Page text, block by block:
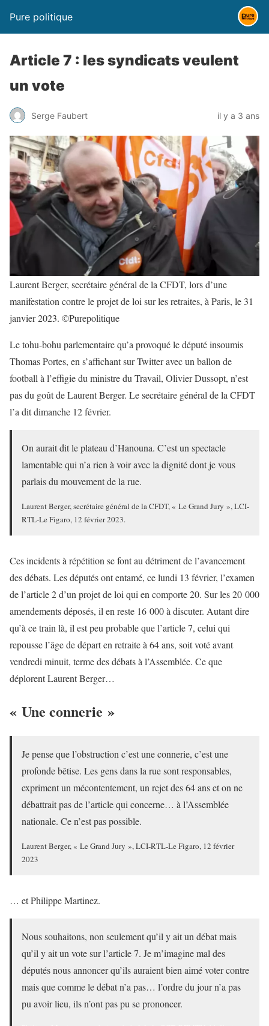
Pure politique
Article 7 : les syndicats veulent
un vote
Serge Faubert il y a 3 ans
Laurent Berger, secrétaire général de la CFDT, lors d’une
manifestation contre le projet de loi sur les retraites, à Paris, le 31
janvier 2023. ©Purepolitique
Le tohu-bohu parlementaire qu’a provoqué le député insoumis
Thomas Portes, en s’affichant sur Twitter avec un ballon de
football à l’effigie du ministre du Travail, Olivier Dussopt, n’est
pas du goût de Laurent Berger. Le secrétaire général de la CFDT
l’a dit dimanche 12 février.
On aurait dit le plateau d’Hanouna. C’est un spectacle
lamentable qui n’a rien à voir avec la dignité dont je vous
parlais du mouvement de la rue.
Laurent Berger, secrétaire général de la CFDT, « Le Grand Jury », LCI-
RTL-Le Figaro, 12 février 2023.
Ces incidents à répétition se font au détriment de l’avancement
des débats. Les députés ont entamé, ce lundi 13 février, l’examen
de l’article 2 d’un projet de loi qui en comporte 20. Sur les 20 000
amendements déposés, il en reste 16 000 à discuter. Autant dire
qu’à ce train là, il est peu probable que l’article 7, celui qui
repousse l’âge de départ en retraite à 64 ans, soit voté avant
vendredi minuit, terme des débats à l’Assemblée. Ce que
déplorent Laurent Berger…
« Une connerie »
Je pense que l’obstruction c’est une connerie, c’est une
profonde bêtise. Les gens dans la rue sont responsables,
expriment un mécontentement, un rejet des 64 ans et on ne
débattrait pas de l’article qui concerne… à l’Assemblée
nationale. Ce n’est pas possible.
Laurent Berger, « Le Grand Jury », LCI-RTL-Le Figaro, 12 février
2023
… et Philippe Martinez.
Nous souhaitons, non seulement qu’il y ait un débat mais
qu’il y ait un vote sur l’article 7. Je m’imagine mal des
députés nous annoncer qu’ils auraient bien aimé voter contre
mais que comme le débat n’a pas… l’ordre du jour n’a pas
pu avoir lieu, ils n’ont pas pu se prononcer.